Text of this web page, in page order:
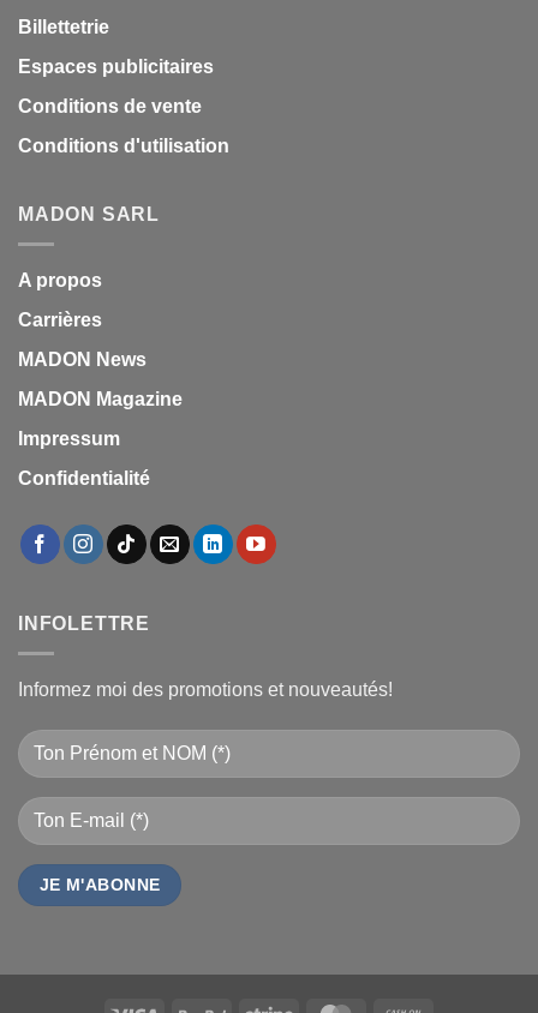
Billettetrie
Espaces publicitaires
Conditions de vente
Conditions d'utilisation
MADON SARL
A propos
Carrières
MADON News
MADON Magazine
Impressum
Confidentialité
INFOLETTRE
Informez moi des promotions et nouveautés!